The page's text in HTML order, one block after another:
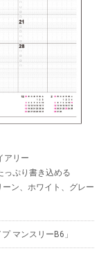
アリー
っぷり書き込める
ン、ホワイト、グレー
マンスリーB6」